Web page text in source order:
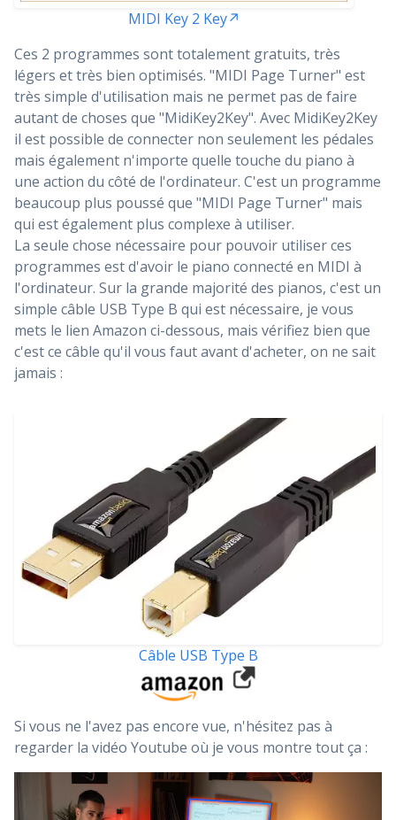
MIDI Key 2 Key↗️
Ces 2 programmes sont totalement gratuits, très
légers et très bien optimisés. "MIDI Page Turner" est
très simple d'utilisation mais ne permet pas de faire
autant de choses que "MidiKey2Key". Avec MidiKey2Key
il est possible de connecter non seulement les pédales
mais également n'importe quelle touche du piano à
une action du côté de l'ordinateur. C'est un programme
beaucoup plus poussé que "MIDI Page Turner" mais
qui est également plus complexe à utiliser.
La seule chose nécessaire pour pouvoir utiliser ces
programmes est d'avoir le piano connecté en MIDI à
l'ordinateur. Sur la grande majorité des pianos, c'est un
simple câble USB Type B qui est nécessaire, je vous
mets le lien Amazon ci-dessous, mais vérifiez bien que
c'est ce câble qu'il vous faut avant d'acheter, on ne sait
jamais :
Câble USB Type B
Si vous ne l'avez pas encore vue, n'hésitez pas à
regarder la vidéo Youtube où je vous montre tout ça :